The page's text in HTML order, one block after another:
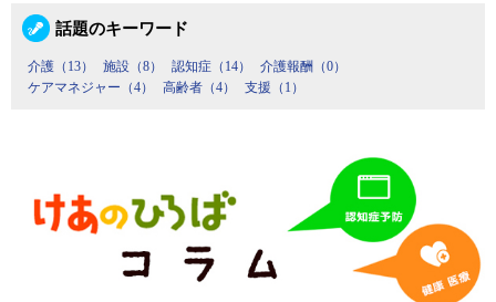
話題のキーワード
介護（13） 施設（8） 認知症（14）
介護報酬（0）
ケアマネジャー（4）
高齢者（4） 支援（1）